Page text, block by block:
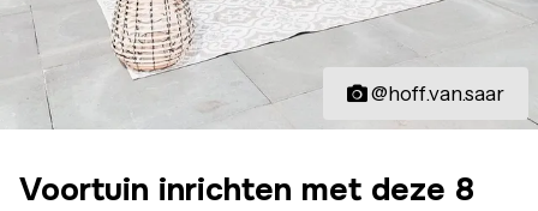
@hoff.van.saar
Voortuin inrichten met deze 8